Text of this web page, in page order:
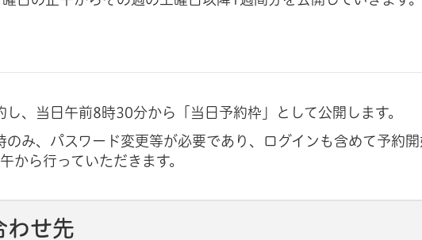
、当日午前8時30分から「当日予約枠」として公開します。
のみ、パスワード変更等が必要であり、ログインも含めて予約
から行っていただきます。
わせ先